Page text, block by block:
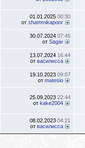
01.01.2025 00:30
от shammikapoor
30.07.2024 07:45
от Sagar
13.07.2024 16:44
от василисса
19.10.2023 09:07
от matesio
25.09.2023 22:44
от kake2004
08.02.2023 04:21
от василисса